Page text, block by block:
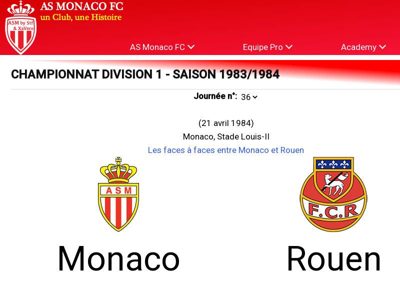
AS Monaco FC Equipe Pro Academy
CHAMPIONNAT DIVISION 1 - SAISON 1983/1984
Journée n°:
(21 avril 1984)
Monaco, Stade Louis-II
Les faces à faces entre Monaco et Rouen
Monaco Rouen